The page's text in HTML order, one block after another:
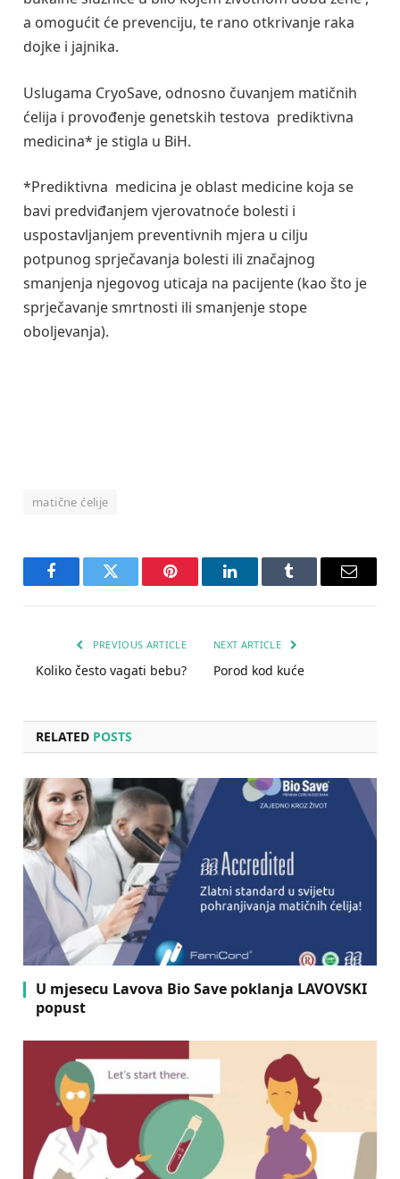
a omogućit će prevenciju, te rano otkrivanje raka
dojke i jajnika.
Uslugama CryoSave, odnosno čuvanjem matičnih
ćelija i provođenje genetskih testova prediktivna
medicina* je stigla u BiH.
*Prediktivna medicina je oblast medicine koja se
bavi predviđanjem vjerovatnoće bolesti i
uspostavljanjem preventivnih mjera u cilju
potpunog sprječavanja bolesti ili značajnog
smanjenja njegovog uticaja na pacijente (kao što je
sprječavanje smrtnosti ili smanjenje stope
oboljevanja).
matične ćelije
FacebookTwitter Pinterest LinkedInTumblr Email
PREVIOUS ARTICLE
Koliko često vagati bebu?
NEXT ARTICLE
Porod kod kuće
RELATED POSTS
U mjesecu Lavova Bio Save poklanja LAVOVSKI
popust